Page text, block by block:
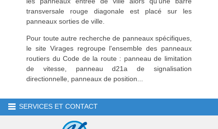
transversale rouge diagonale est placé sur les
panneaux sorties de ville.
Pour toute autre recherche de panneaux spécifiques,
le site Virages regroupe l'ensemble des panneaux
routiers du Code de la route : panneau de limitation
de vitesse, panneau d21a de signalisation
directionnelle, panneaux de position...
SERVICES ET CONTACT